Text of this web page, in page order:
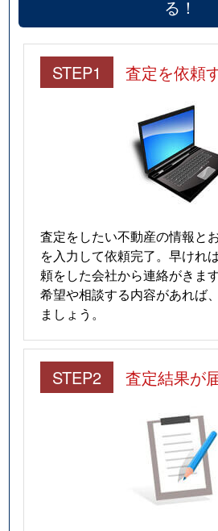
る！
STEP1 査定を依頼
査定をしたい不動産の情報と
を入力して依頼完了。早けれ
頼をした会社から連絡がきます
希望や相談する内容があれば
ましょう。
STEP2 査定結果が